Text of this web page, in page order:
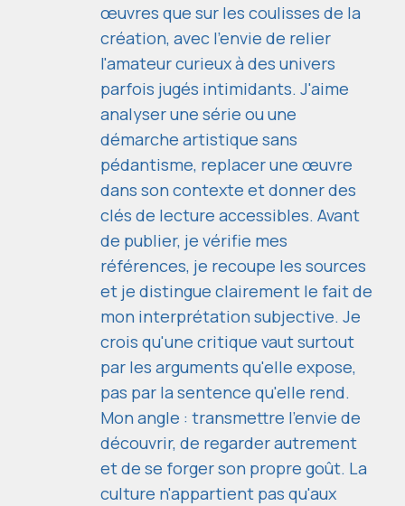
œuvres que sur les coulisses de la
création, avec l'envie de relier
l'amateur curieux à des univers
parfois jugés intimidants. J'aime
analyser une série ou une
démarche artistique sans
pédantisme, replacer une œuvre
dans son contexte et donner des
clés de lecture accessibles. Avant
de publier, je vérifie mes
références, je recoupe les sources
et je distingue clairement le fait de
mon interprétation subjective. Je
crois qu'une critique vaut surtout
par les arguments qu'elle expose,
pas par la sentence qu'elle rend.
Mon angle : transmettre l'envie de
découvrir, de regarder autrement
et de se forger son propre goût. La
culture n'appartient pas qu'aux